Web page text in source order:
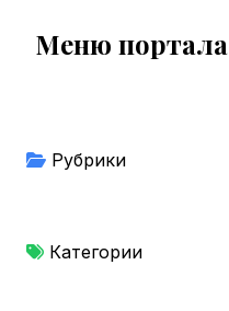
Меню портала
Рубрики
Категории